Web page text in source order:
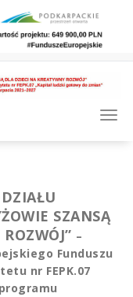
SZANSĄ
–
Funduszu
nr FEPK.07